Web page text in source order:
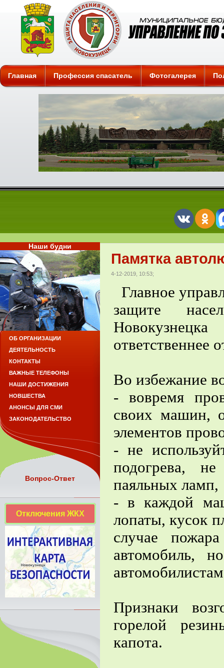
Защита
Главная Профессия спасатель Фотогалерея
Памятка
4-12-2019, 10:53;
Главное
защите
ответственнее
Во избежание
- вовремя
своих машин,
элементов
- не
подогрева,
паяльных ламп,
- в каждой
лопаты, кусок
случае
автомобиль,
Признаки
горелой
капота.
Наши будни
ОБ ОРГАНИЗАЦИИ
ДЕЯТЕЛЬНОСТЬ
КОНТАКТЫ
ВАЖНЫЕ ТЕЛЕФОНЫ
НАШИ ДОСТИЖЕНИЯ
НОВШЕСТВА
АНОНСЫ ДЛЯ СМИ
ЗАКОНОДАТЕЛЬСТВО
Вопрос-Ответ
Отключения ЖКХ